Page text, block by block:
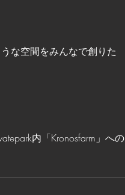
な空間をみんなで創りた
内「Kronosfarm」への